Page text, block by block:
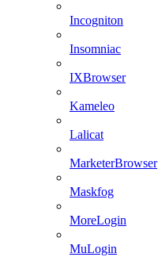
Incogniton
Insomniac
IXBrowser
Kameleo
Lalicat
MarketerBrowser
Maskfog
MoreLogin
MuLogin